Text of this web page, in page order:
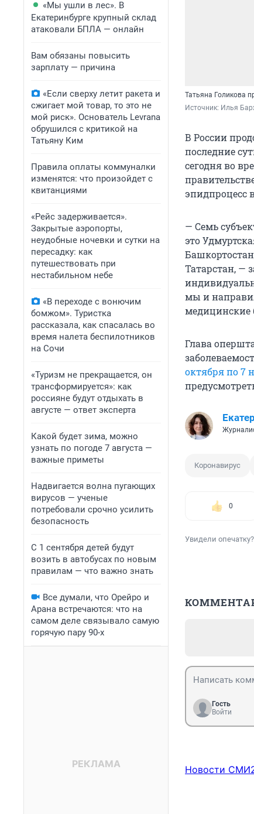
«Мы ушли в лес». В
Екатеринбурге крупный склад
атаковали БПЛА — онлайн
Вам обязаны повысить
зарплату — причина
«Если сверху летит ракета и
сжигает мой товар, то это не
мой риск». Основатель Levrana
обрушился с критикой на
Татьяну Ким
Правила оплаты коммуналки
изменятся: что произойдет с
квитанциями
«Рейс задерживается».
Закрытые аэропорты,
неудобные ночевки и сутки на
пересадку: как
путешествовать при
нестабильном небе
«В переходе с вонючим
бомжом». Туристка
рассказала, как спасалась во
время налета беспилотников
на Сочи
«Туризм не прекращается, он
трансформируется»: как
россияне будут отдыхать в
августе — ответ эксперта
Какой будет зима, можно
узнать по погоде 7 августа —
важные приметы
Надвигается волна пугающих
вирусов — ученые
потребовали срочно усилить
безопасность
С 1 сентября детей будут
возить в автобусах по новым
правилам — что важно знать
Все думали, что Орейро и
Арана встречаются: что на
самом деле связывало самую
горячую пару 90-х
Татьяна Голикова
Источник: Илья
В России
последние
сегодня во
эпидпроцесс
— Семь
это
Татарстан, —
мы и
медицинские
Глава
октября по 7
Коронавирус
0
Увидели
Гость
Войти
Новости